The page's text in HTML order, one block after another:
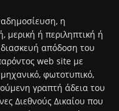
η
μερική ή περιληπτική ή
απόδοση του
web site με
φωτοτυπικό,
γραπτή άδεια του
Διεθνούς Δικαίου που